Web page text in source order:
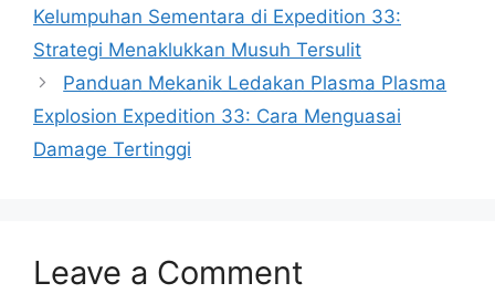
Kelumpuhan Sementara di Expedition 33:
Strategi Menaklukkan Musuh Tersulit
Panduan Mekanik Ledakan Plasma Plasma
Explosion Expedition 33: Cara Menguasai
Damage Tertinggi
Leave a Comment